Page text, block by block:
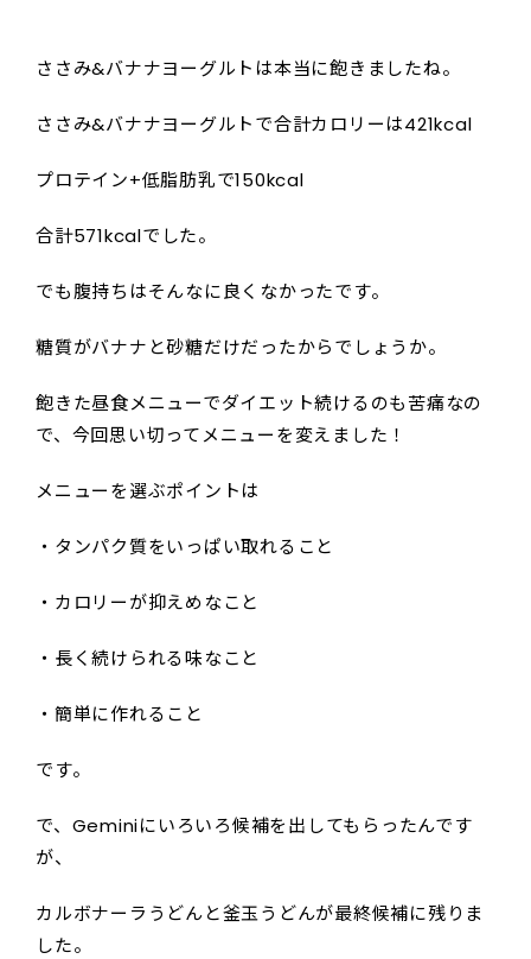
ささみ&バナナヨーグルトは本当に飽きましたね。
ささみ&バナナヨーグルトで合計カロリーは421kcal
プロテイン+低脂肪乳で150kcal
合計571kcalでした。
でも腹持ちはそんなに良くなかったです。
糖質がバナナと砂糖だけだったからでしょうか。
飽きた昼食メニューでダイエット続けるのも苦痛なの
で、今回思い切ってメニューを変えました！
メニューを選ぶポイントは
・タンパク質をいっぱい取れること
・カロリーが抑えめなこと
・長く続けられる味なこと
・簡単に作れること
です。
で、Geminiにいろいろ候補を出してもらったんです
が、
カルボナーラうどんと釜玉うどんが最終候補に残りま
した。